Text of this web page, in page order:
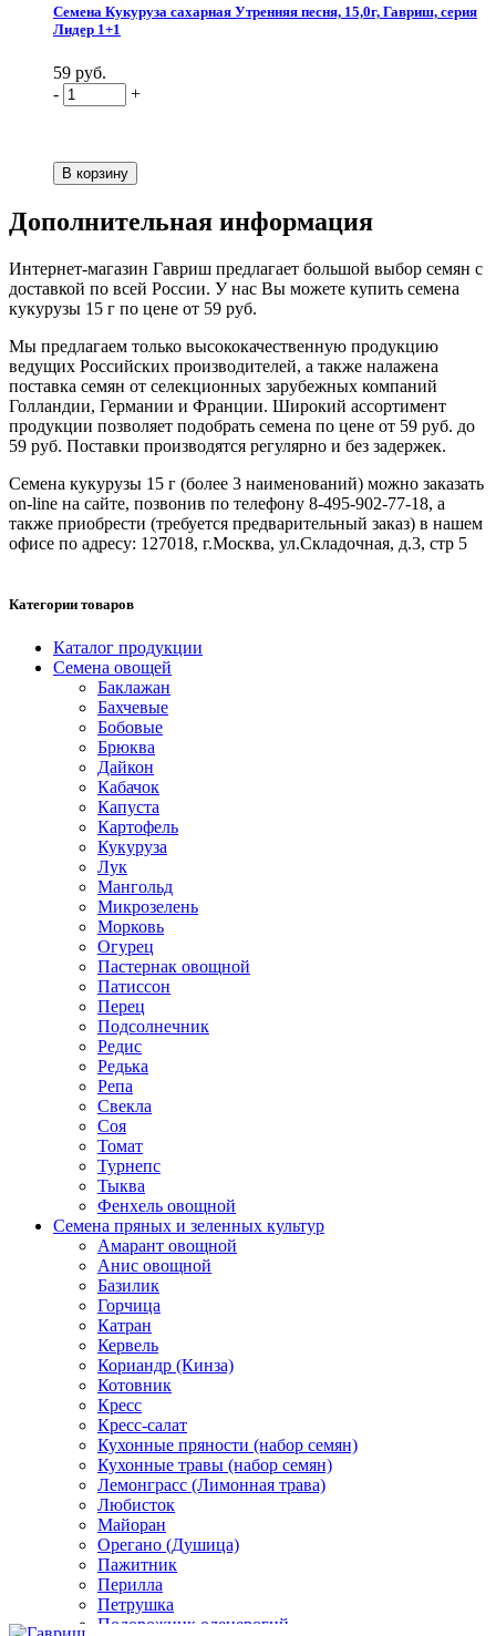
Семена Кукуруза сахарная Утренняя песня, 15,0г, Гавриш, серия
Лидер 1+1
59 руб.
-
+
Дополнительная информация
Интернет-магазин Гавриш предлагает большой выбор семян с
доставкой по всей России. У нас Вы можете купить семена
кукурузы 15 г по цене от 59 руб.
Мы предлагаем только высококачественную продукцию
ведущих Российских производителей, а также налажена
поставка семян от селекционных зарубежных компаний
Голландии, Германии и Франции. Широкий ассортимент
продукции позволяет подобрать семена по цене от 59 руб. до
59 руб. Поставки производятся регулярно и без задержек.
Семена кукурузы 15 г (более 3 наименований) можно заказать
on-line на сайте, позвонив по телефону 8-495-902-77-18, а
также приобрести (требуется предварительный заказ) в нашем
офисе по адресу: 127018, г.Москва, ул.Складочная, д.3, стр 5
Категории товаров
Каталог продукции
Семена овощей
Баклажан
Бахчевые
Бобовые
Брюква
Дайкон
Кабачок
Капуста
Картофель
Кукуруза
Лук
Мангольд
Микрозелень
Морковь
Огурец
Пастернак овощной
Патиссон
Перец
Подсолнечник
Редис
Редька
Репа
Свекла
Соя
Томат
Турнепс
Тыква
Фенхель овощной
Семена пряных и зеленных культур
Амарант овощной
Анис овощной
Базилик
Горчица
Катран
Кервель
Кориандр (Кинза)
Котовник
Кресс
Кресс-салат
Кухонные пряности (набор семян)
Кухонные травы (набор семян)
Лемонграсс (Лимонная трава)
Любисток
Майоран
Орегано (Душица)
Пажитник
Перилла
Петрушка
Подорожник оленерогий